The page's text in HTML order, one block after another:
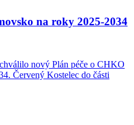
na roky 2025-2034
nový Plán péče o CHKO
Červený Kostelec do části